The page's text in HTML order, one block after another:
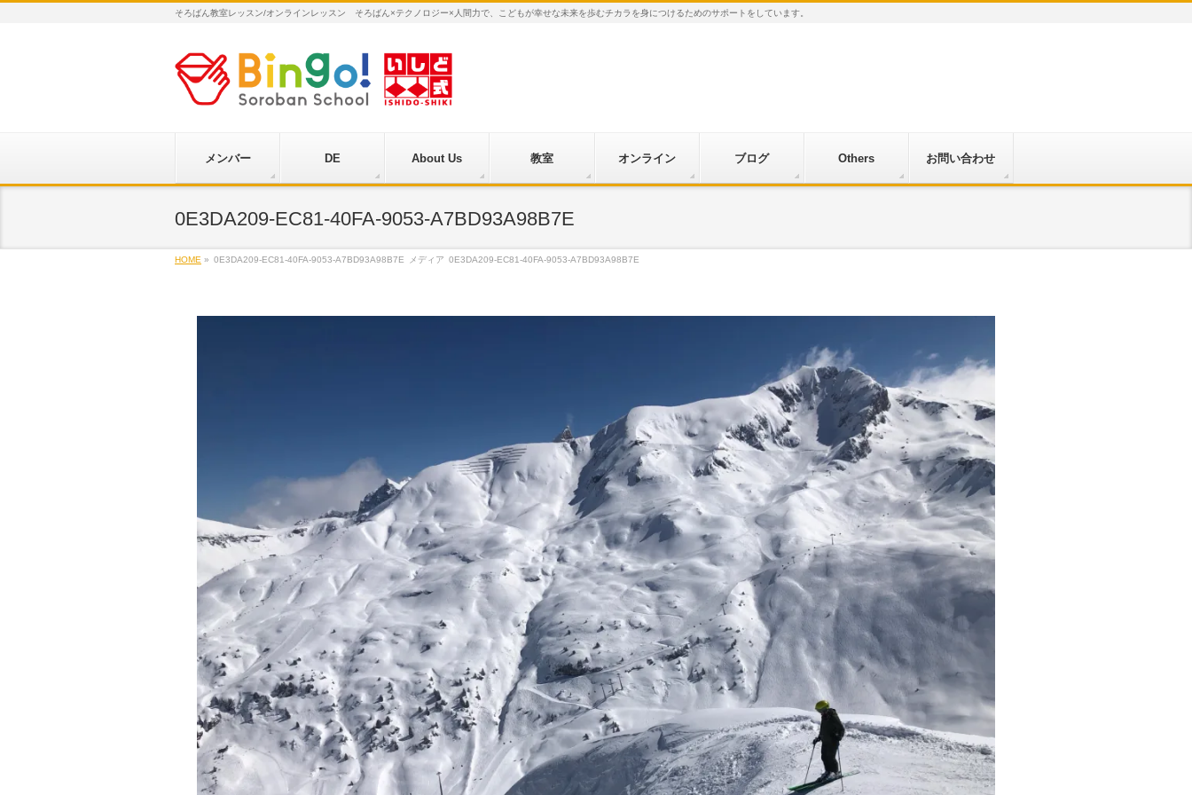
そろばん教室レッスン/オンラインレッスン そろばん×テクノロジー×人間力で、こどもが幸せな未来を歩むチカラを身につけるためのサポートをしています。
メンバー DE About Us 教室 オンライン ブログ Others お問い合わせ
0E3DA209-EC81-40FA-9053-A7BD93A98B7E
HOME » 0E3DA209-EC81-40FA-9053-A7BD93A98B7E メディア 0E3DA209-EC81-40FA-9053-A7BD93A98B7E